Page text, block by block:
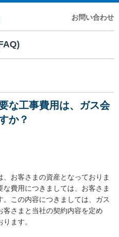
お問い合わせ
な工事費用は、ガス会
か？
お客さまの資産となっておりま
費用につきましては、お客さま
この内容につきましては、ガス
さまと当社の契約内容を定め
ます。